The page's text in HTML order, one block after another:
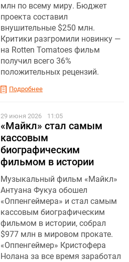
млн по всему миру. Бюджет
проекта составил
внушительные $250 млн.
Критики разгромили новинку —
на Rotten Tomatoes фильм
получил всего 36%
положительных рецензий.
Подробнее
29 июня 2026 11:05
«Майкл» стал самым
кассовым
биографическим
фильмом в истории
Музыкальный фильм «Майкл»
Антуана Фукуа обошел
«Оппенгеймера» и стал самым
кассовым биографическим
фильмом в истории, собрал
$977 млн в мировом прокате.
«Оппенгеймер» Кристофера
Нолана за все время заработал